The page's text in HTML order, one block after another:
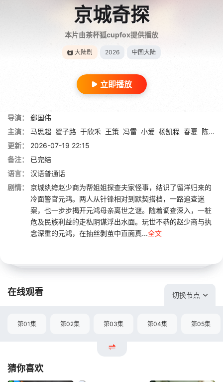
京城奇探
本片由茶杯狐cupfox提供播放
大陆剧 2026 中国大陆
立即播放
导演：
郄国伟
主演：
马思超 翟子路 于欣禾 王策 冯雷 小爱 杨凯程 春夏
陈意涵
更新：
2026-07-19 22:15
备注：
已完结
语言：
汉语普通话
剧情：
京城纨绔赵少商为帮姐姐探查夫家怪事，结识了留洋归来的
冷面警官元鸿。两人从针锋相对到默契搭档，一路追查迷
案，也一步步揭开元鸿母亲离世之谜。随着调查深入，一桩
危及民族利益的走私阴谋浮出水面。玩世不恭的赵少商与执
念深重的元鸿，在抽丝剥茧中直面真...全文
在线观看 切换节点
第01集 第02集 第03集 第04集 第05集
猜你喜欢